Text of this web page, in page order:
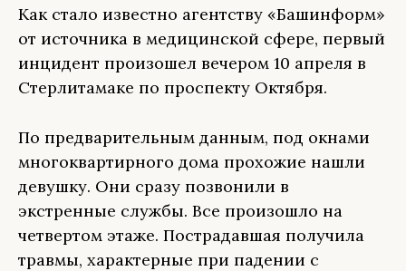
Как стало известно агентству «Башинформ»
от источника в медицинской сфере, первый
инцидент произошел вечером 10 апреля в
Стерлитамаке по проспекту Октября.
По предварительным данным, под окнами
многоквартирного дома прохожие нашли
девушку. Они сразу позвонили в
экстренные службы. Все произошло на
четвертом этаже. Пострадавшая получила
травмы, характерные при падении с